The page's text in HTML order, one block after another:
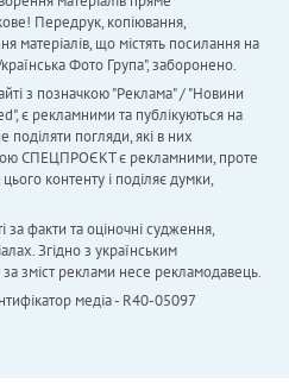
Передрук, копіювання,
матеріалів, що містять посилання на
Фото Група", заборонено.
з позначкою "Реклама" / "Новини
є рекламними та публікуються на
погляди, які в них
СПЕЦПРОЄКТ є рекламними, проте
контенту і поділяє думки,
за факти та оціночні судження,
Згідно з українським
за зміст реклами несе рекламодавець.
медіа - R40-05097